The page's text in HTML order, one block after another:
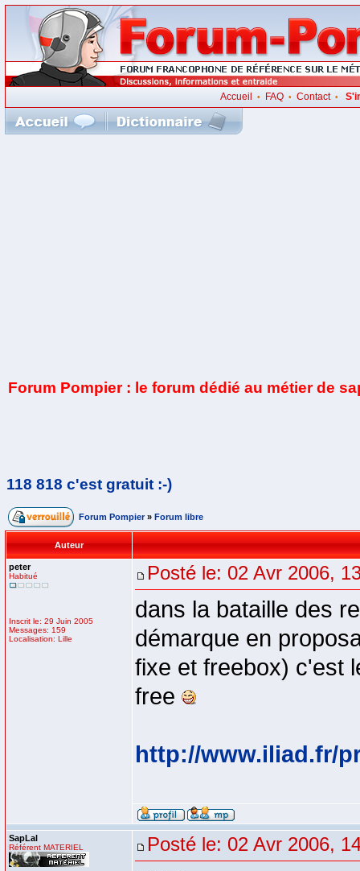
Accueil • FAQ• Contact•
Forum Pompier : le forum dédié au métier de
118 818 c'est gratuit :-)
Forum Pompier » Forum libre
Auteur
peter
Habitué
Inscrit le: 29 Juin 2005
Messages: 159
Localisation: Lille
Posté le: 02 Avr 2006,
dans la bataille des
démarque en
fixe et freebox) c'est
free
http://www.iliad.fr/
SapLal
Référent MATERIEL Posté le: 02 Avr 2006,